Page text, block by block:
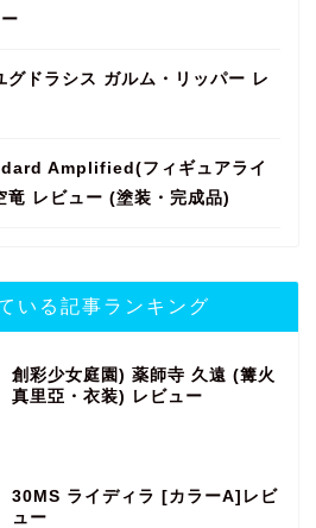
グドラシス ガルム・リッパー レ
Amplified(フィギュアライ
竜 レビュー (塗装・完成品)
いる記事ランキング
創彩少女庭園) 薬師寺 久遠 (篝火
真里亞・衣装) レビュー
30MS ライディラ [カラーA]レビ
ュー